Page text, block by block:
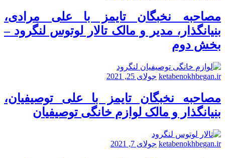
مصاحبه نخبگان تایمز با علی مرادی،
بنیانگذار، مدیر و مالک تالار لوتوس لنگرود –
بخش دوم
ketabenokhbegan.ir جولای 25, 2021
مصاحبه نخبگان تایمز با علی توصیفیان،
بنیانگذار و مالک لوازم خانگی توصیفیان
ketabenokhbegan.ir جولای 7, 2021